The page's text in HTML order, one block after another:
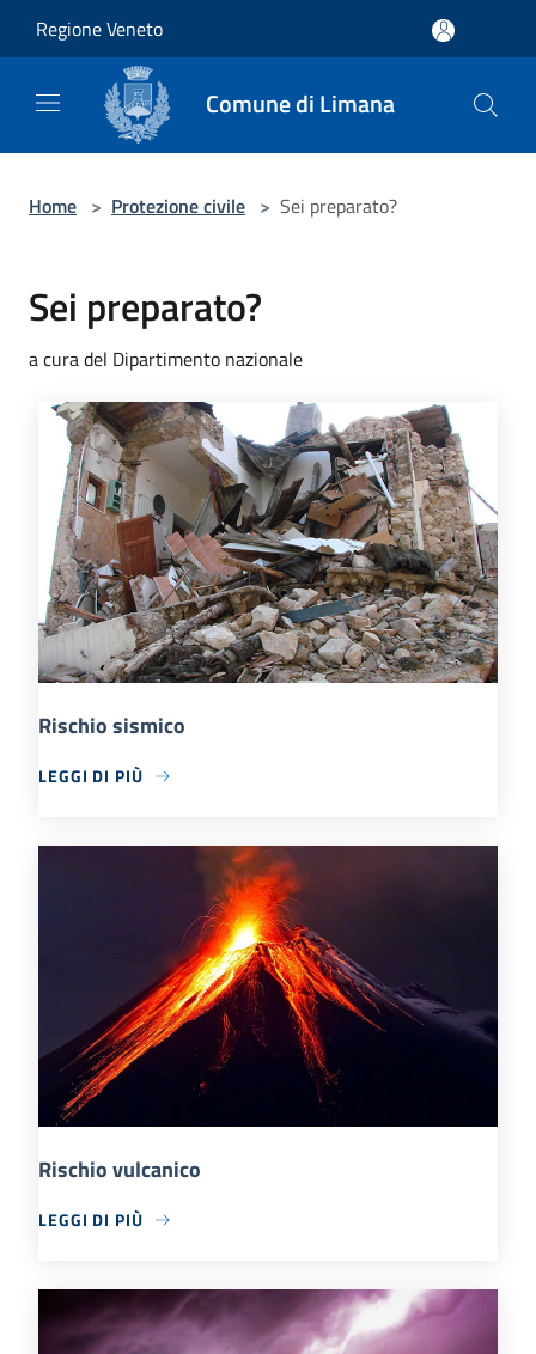
Regione Veneto
Comune di Limana
Home > Protezione civile > Sei preparato?
Sei preparato?
a cura del Dipartimento nazionale
Rischio sismico
LEGGI DI PIÙ
Rischio vulcanico
LEGGI DI PIÙ